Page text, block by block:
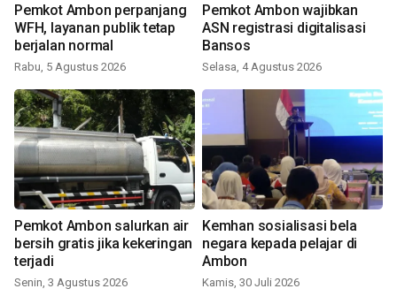
Pemkot Ambon perpanjang
WFH, layanan publik tetap
berjalan normal
Rabu, 5 Agustus 2026
Pemkot Ambon wajibkan
ASN registrasi digitalisasi
Bansos
Selasa, 4 Agustus 2026
Pemkot Ambon salurkan air
bersih gratis jika kekeringan
terjadi
Senin, 3 Agustus 2026
Kemhan sosialisasi bela
negara kepada pelajar di
Ambon
Kamis, 30 Juli 2026